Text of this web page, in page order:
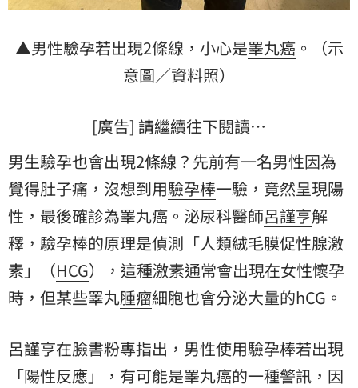
▲男性驗孕若出現2條線，小心是睪丸癌。（示
意圖／資料照）
[廣告] 請繼續往下閱讀…
男生驗孕也會出現2條線？先前有一名男性因為
覺得肚子痛，沒想到用驗孕棒一驗，竟然呈現陽
性 ，最後確診為睪丸癌。泌尿科醫師呂謹亨解
釋，驗孕棒的原理是偵測「人類絨毛膜促性腺激
素」（HCG），這種激素通常會出現在女性懷孕
時，但某些睪丸腫瘤細胞也會分泌大量的hCG。
呂謹亨在臉書粉專指出，男性使用驗孕棒若出現
「陽性反應」，有可能是睪丸癌的一種警訊，因